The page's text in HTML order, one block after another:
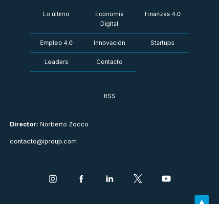
Director: Norberto Zocco
contacto@iproup.com
Lo último
Economía
Digital
Finanzas 4.0
Empleo 4.0 Innovación Startups
Leaders Contacto
RSS